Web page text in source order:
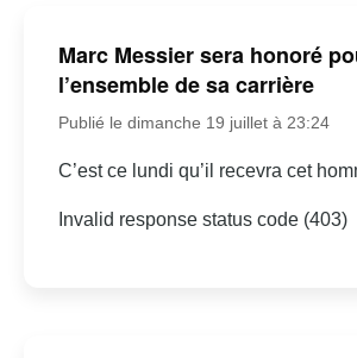
Marc Messier sera honoré
l’ensemble de sa carrière
Publié le dimanche 19 juillet à 23:24
C’est ce lundi qu’il recevra cet
Invalid response status code (403)